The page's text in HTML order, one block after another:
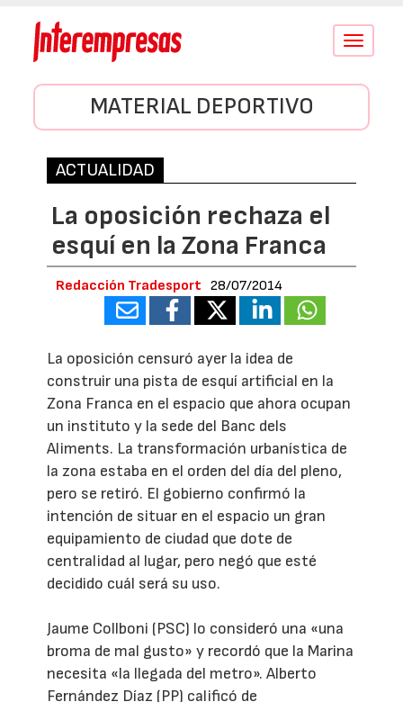
Conmutar
MATERIAL DEPORTIVO
ACTUALIDAD
La oposición rechaza el
esquí en la Zona Franca
Redacción Tradesport 28/07/2014
La oposición censuró ayer la idea de
construir una pista de esquí artificial en la
Zona Franca en el espacio que ahora ocupan
un instituto y la sede del Banc dels
Aliments. La transformación urbanística de
la zona estaba en el orden del día del pleno,
pero se retiró. El gobierno confirmó la
intención de situar en el espacio un gran
equipamiento de ciudad que dote de
centralidad al lugar, pero negó que esté
decidido cuál será su uso.
Jaume Collboni (PSC) lo consideró una «una
broma de mal gusto» y recordó que la Marina
necesita «la llegada del metro». Alberto
Fernández Díaz (PP) calificó de